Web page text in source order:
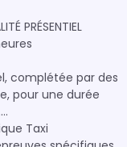
PRÉSENTIEL
complétée par des
pour une durée
Taxi